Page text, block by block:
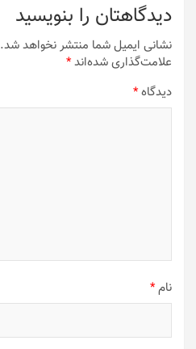
دیدگاهتان را بنویسید
نشانی ایمیل شما منتشر نخواهد شد.
علامت‌گذاری شده‌اند*
دیدگاه*
نام*